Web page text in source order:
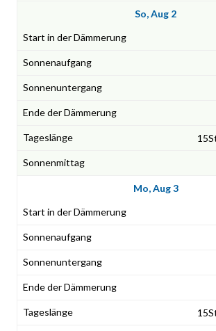
So, Aug 2
Mo, Aug 3